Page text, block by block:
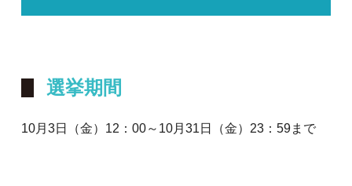
選挙期間
10月3日（金）12：00～10月31日（金）23：59まで